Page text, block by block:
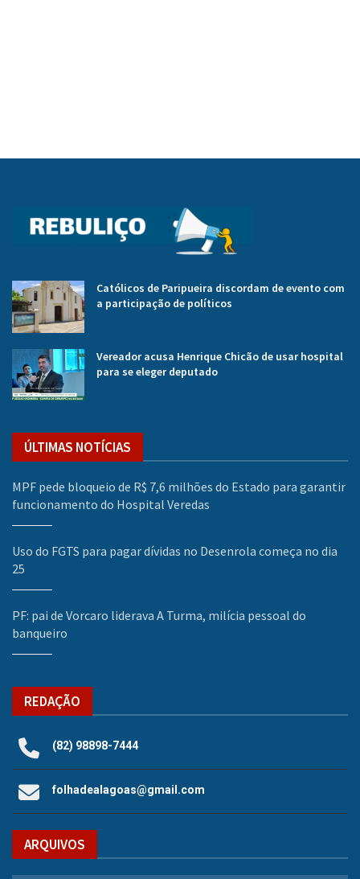
Católicos de Paripueira discordam de evento com
a participação de políticos
Vereador acusa Henrique Chicão de usar hospital
para se eleger deputado
ÚLTIMAS NOTÍCIAS
MPF pede bloqueio de R$ 7,6 milhões do Estado para garantir
funcionamento do Hospital Veredas
Uso do FGTS para pagar dívidas no Desenrola começa no dia
25
PF: pai de Vorcaro liderava A Turma, milícia pessoal do
banqueiro
REDAÇÃO
(82) 98898-7444
folhadealagoas@gmail.com
ARQUIVOS